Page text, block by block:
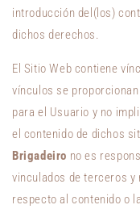
introducción del(los)
dichos derechos.
El Sitio Web contiene
vínculos se
para el Usuario y no
el contenido de dichos
Brigadeiro no es
vinculados de terceros y
respecto al contenido o